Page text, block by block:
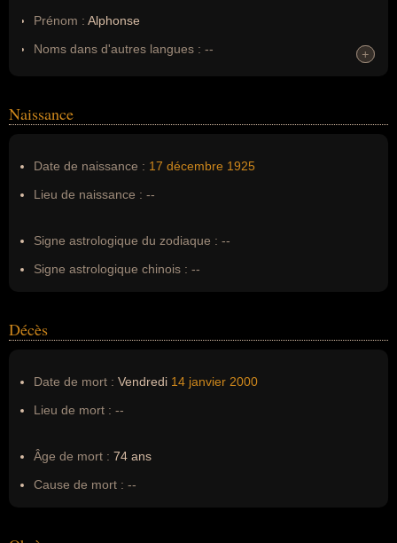
Prénom : Alphonse
Noms dans d'autres langues : --
Nom de famille :Boudard
+
+
Naissance
Date de naissance : 17 décembre 1925
Lieu de naissance : --
Signe astrologique du zodiaque : --
Signe astrologique chinois : --
Décès
Date de mort : Vendredi 14 janvier 2000
Lieu de mort : --
Âge de mort : 74 ans
Cause de mort : --